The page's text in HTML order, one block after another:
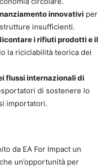
innovativi per
insufficienti.
i rifiuti prodotti e il
la riciclabilità teorica dei
flussi internazionali di
di sostenere lo
importatori.
da EA For Impact un
un’opportunità per